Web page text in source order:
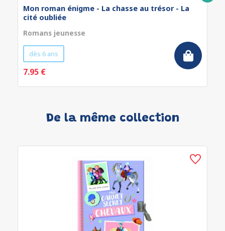
Mon roman énigme - La chasse au trésor - La
cité oubliée
Romans jeunesse
dès 6 ans
7.95 €
De la même collection